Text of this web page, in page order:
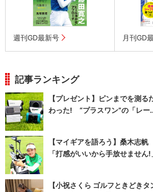
週刊GD最新号 月刊GD
記事ランキング
【プレゼント】ピンまでを測
わった! “プラスワン”の「レー
【マイギアを語ろう】桑木志
「打感がいいから手放せません!
【小祝さくら ゴルフときどき